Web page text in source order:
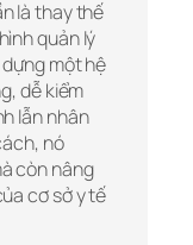
là thay thế
quản lý
một hệ
dễ kiểm
lẫn nhân
nó
còn nâng
cơ sở y tế